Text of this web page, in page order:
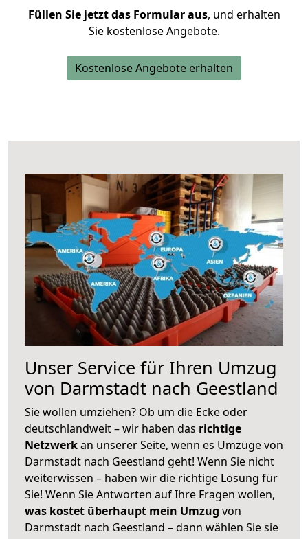
Füllen Sie jetzt das Formular aus, und erhalten
Sie kostenlose Angebote.
Kostenlose Angebote erhalten
Unser Service für Ihren Umzug
von Darmstadt nach Geestland
Sie wollen umziehen? Ob um die Ecke oder
deutschlandweit – wir haben das richtige
Netzwerkan unserer Seite, wenn es Umzüge von
Darmstadt nach Geestland geht! Wenn Sie nicht
weiterwissen – haben wir die richtige Lösung für
Sie! Wenn Sie Antworten auf Ihre Fragen wollen,
was kostet überhaupt mein Umzug von
Darmstadt nach Geestland – dann wählen Sie sie